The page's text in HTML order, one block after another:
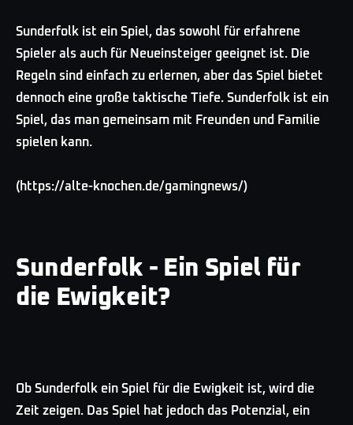
Sunderfolk ist ein Spiel, das sowohl für erfahrene
Spieler als auch für Neueinsteiger geeignet ist. Die
Regeln sind einfach zu erlernen, aber das Spiel bietet
dennoch eine große taktische Tiefe. Sunderfolk ist ein
Spiel, das man gemeinsam mit Freunden und Familie
spielen kann.
(https://alte-knochen.de/gamingnews/)
Sunderfolk - Ein Spiel für
die Ewigkeit?
Ob Sunderfolk ein Spiel für die Ewigkeit ist, wird die
Zeit zeigen. Das Spiel hat jedoch das Potenzial, ein